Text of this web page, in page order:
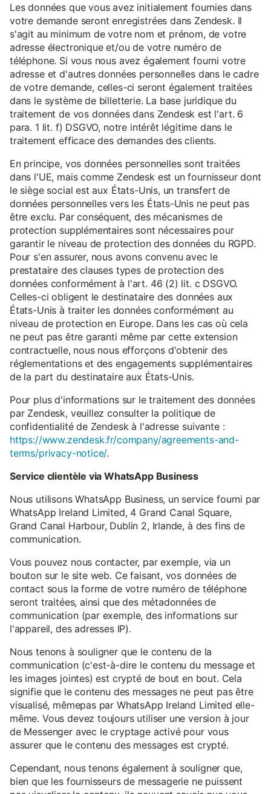
Les données que vous avez initialement fournies dans
votre demande seront enregistrées dans Zendesk. Il
s'agit au minimum de votre nom et prénom, de votre
adresse électronique et/ou de votre numéro de
téléphone. Si vous nous avez également fourni votre
adresse et d'autres données personnelles dans le cadre
de votre demande, celles-ci seront également traitées
dans le système de billetterie. La base juridique du
traitement de vos données dans Zendesk est l'art. 6
para. 1 lit. f) DSGVO, notre intérêt légitime dans le
traitement efficace des demandes des clients.
En principe, vos données personnelles sont traitées
dans l'UE, mais comme Zendesk est un fournisseur dont
le siège social est aux États-Unis, un transfert de
données personnelles vers les États-Unis ne peut pas
être exclu. Par conséquent, des mécanismes de
protection supplémentaires sont nécessaires pour
garantir le niveau de protection des données du RGPD.
Pour s'en assurer, nous avons convenu avec le
prestataire des clauses types de protection des
données conformément à l'art. 46 (2) lit. c DSGVO.
Celles-ci obligent le destinataire des données aux
États-Unis à traiter les données conformément au
niveau de protection en Europe. Dans les cas où cela
ne peut pas être garanti même par cette extension
contractuelle, nous nous efforçons d'obtenir des
réglementations et des engagements supplémentaires
de la part du destinataire aux États-Unis.
Pour plus d'informations sur le traitement des données
par Zendesk, veuillez consulter la politique de
confidentialité de Zendesk à l'adresse suivante :
https://www.zendesk.fr/company/agreements-and-
terms/privacy-notice/.
Service clientèle via WhatsApp Business
Nous utilisons WhatsApp Business, un service fourni par
WhatsApp Ireland Limited, 4 Grand Canal Square,
Grand Canal Harbour, Dublin 2, Irlande, à des fins de
communication.
Vous pouvez nous contacter, par exemple, via un
bouton sur le site web. Ce faisant, vos données de
contact sous la forme de votre numéro de téléphone
seront traitées, ainsi que des métadonnées de
communication (par exemple, des informations sur
l'appareil, des adresses IP).
Nous tenons à souligner que le contenu de la
communication (c'est-à-dire le contenu du message et
les images jointes) est crypté de bout en bout. Cela
signifie que le contenu des messages ne peut pas être
visualisé, mêmepas par WhatsApp Ireland Limited elle-
même. Vous devez toujours utiliser une version à jour
de Messenger avec le cryptage activé pour vous
assurer que le contenu des messages est crypté.
Cependant, nous tenons également à souligner que,
bien que les fournisseurs de messagerie ne puissent